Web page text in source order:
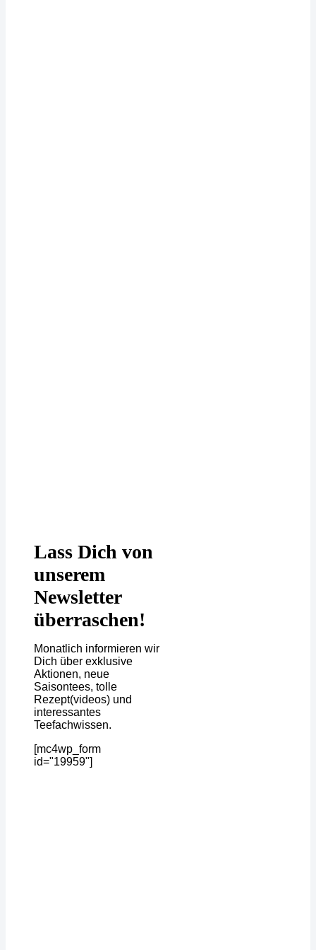
Lass Dich von
unserem
Newsletter
überraschen!
Monatlich informieren wir
Dich über exklusive
Aktionen, neue
Saisontees, tolle
Rezept(videos) und
interessantes
Teefachwissen.
[mc4wp_form
id="19959"]